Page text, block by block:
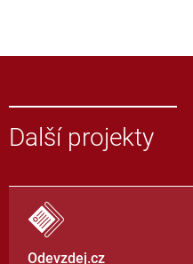
Další projekty
Odevzdej.cz